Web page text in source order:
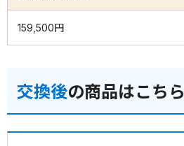
159,500円
交換後の商品はこちら